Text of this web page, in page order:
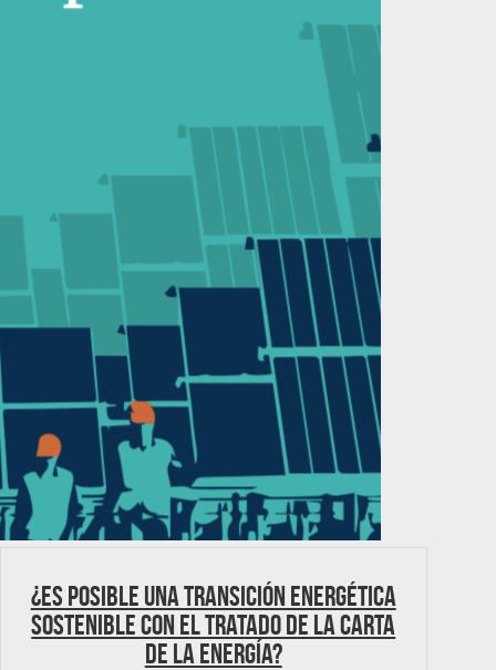
¿Es posible una transición energética
sostenible con el Tratado de la Carta
de la Energía?